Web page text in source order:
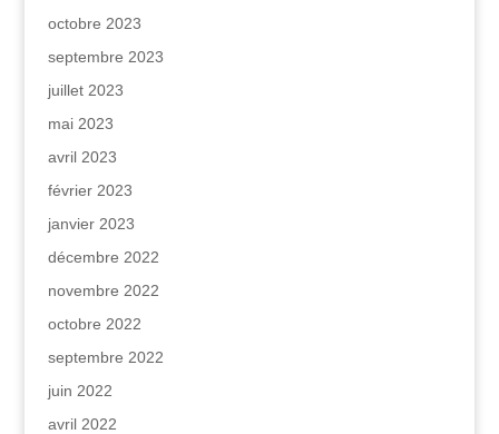
octobre 2023
septembre 2023
juillet 2023
mai 2023
avril 2023
février 2023
janvier 2023
décembre 2022
novembre 2022
octobre 2022
septembre 2022
juin 2022
avril 2022